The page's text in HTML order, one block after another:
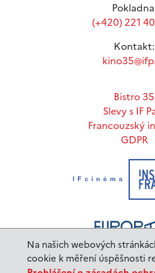
Na našich webových
cookie k měření úspěšnosti
(+420) 221
Kontakt:
Bistro 35
Slevy s IF
Francouzský
GDPR